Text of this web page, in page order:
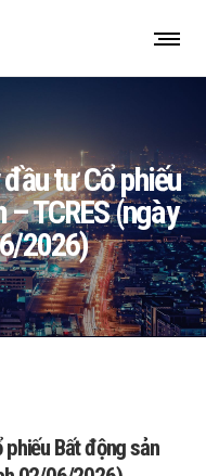
tư Cổ phiếu
TCRES (ngày
2026)
phiếu Bất động sản